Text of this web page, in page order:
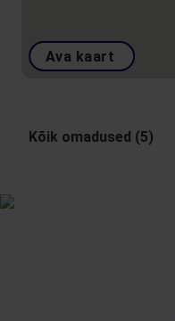
Ava kaart
Kõik omadused (5)